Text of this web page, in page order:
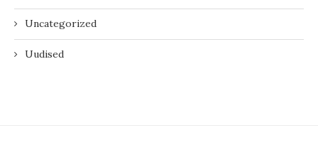
Uncategorized
Uudised